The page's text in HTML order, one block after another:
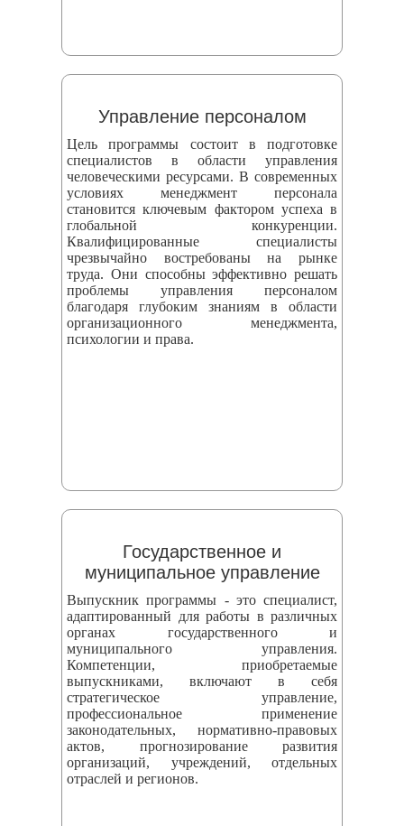
Управление персоналом
Цель программы состоит в подготовке
специалистов в области управления
человеческими ресурсами. В современных
условиях менеджмент персонала
становится ключевым фактором успеха в
глобальной конкуренции.
Квалифицированные специалисты
чрезвычайно востребованы на рынке
труда. Они способны эффективно решать
проблемы управления персоналом
благодаря глубоким знаниям в области
организационного менеджмента,
психологии и права.
Государственное и
муниципальное управление
Выпускник программы - это специалист,
адаптированный для работы в различных
органах государственного и
муниципального управления.
Компетенции, приобретаемые
выпускниками, включают в себя
стратегическое управление,
профессиональное применение
законодательных, нормативно-правовых
актов, прогнозирование развития
организаций, учреждений, отдельных
отраслей и регионов.